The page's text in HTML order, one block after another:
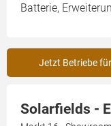
Batterie,
Jetzt Betriebe
Solarfields -